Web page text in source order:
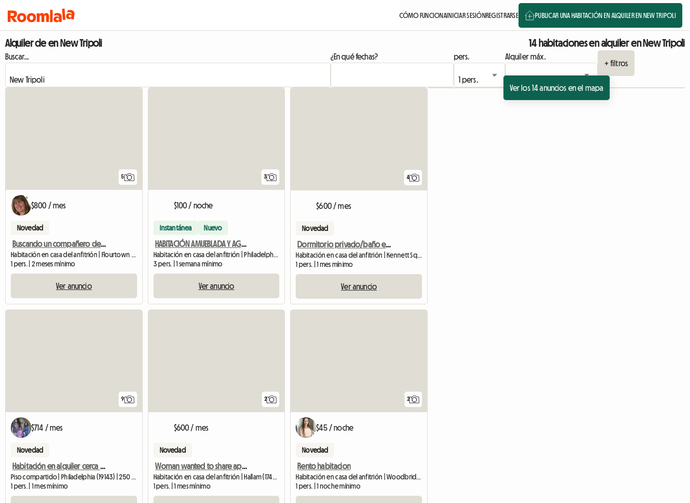
CÓMO FUNCIONAINICIAR SESIÓNREGISTRARSE PUBLICAR UNA HABITACIÓN EN ALQUILER EN NEW TRIPOLI
Alquiler de en New Tripoli 14 habitaciones en alquiler en New Tripoli
Buscar... ¿En qué fechas? pers.
Alquiler máx.
+ filtros
Ver los 14 anuncios en el mapa
5
$800 / mes
Novedad
Buscando un compañero de piso responsable
Habitación en casa del anfitrión | Flourtown (19031)
1 pers. | 2 meses mínimo
Ver anuncio
3
$100 / noche
Instantánea Nuevo
HABITACIÓN AMUEBLADA Y AGRADABLE EN FILADELFIA
Habitación en casa del anfitrión | Philadelphia (19144) | 200 M2
3 pers. | 1 semana mínimo
Ver anuncio
4
$600 / mes
Novedad
Dormitorio privado/baño en alquiler
Habitación en casa del anfitrión | Kennett Square (19348)
1 pers. | 1 mes mínimo
Ver anuncio
9
$714 / mes
Novedad
Habitación en alquiler cerca de la Universidad de Pensilvania
1 pers. | 1 mes mínimo
2
$600 / mes
Novedad
Woman wanted to share apartment
1 pers. | 1 mes mínimo
2
$45 / noche
Novedad
Rento habitacion
1 pers. | 1 noche mínimo